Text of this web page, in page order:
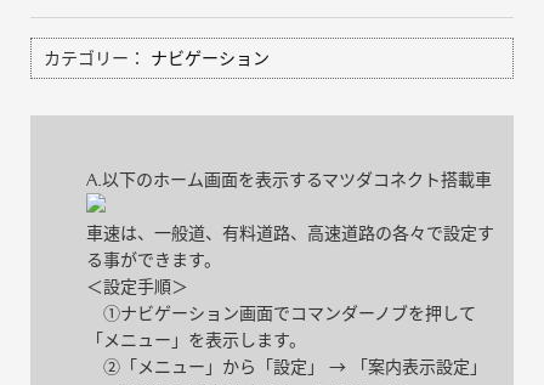
カテゴリー： ナビゲーション
A.以下のホーム画面を表示するマツダコネクト搭載車
車速は、一般道、有料道路、高速道路の各々で設定す
る事ができます。
＜設定手順＞
①ナビゲーション画面でコマンダーノブを押して
「メニュー」を表示します。
②「メニュー」から「設定」 → 「案内表示設定」